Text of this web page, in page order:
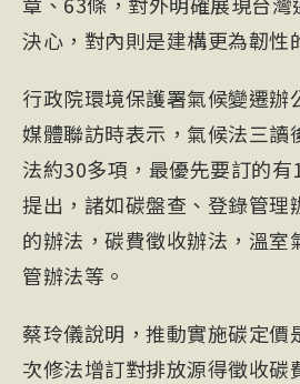
決心，對內則是建構更為韌性
行政院環境保護署氣候變遷辦
媒體聯訪時表示，氣候法三讀
法約30多項，最優先要訂的
提出，諸如碳盤查、登錄管理
的辦法，碳費徵收辦法，溫室
管辦法等。
蔡玲儀說明，推動實施碳定價
次修法增訂對排放源得徵收碳